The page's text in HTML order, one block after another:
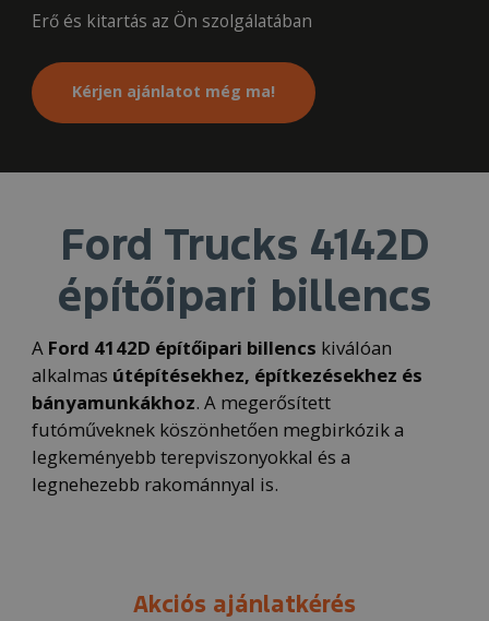
Erő és kitartás az Ön szolgálatában
Kérjen ajánlatot még ma!
Ford Trucks 4142D
építőipari billencs
A Ford 4142D építőipari billencs kiválóan
alkalmas útépítésekhez, építkezésekhez és
bányamunkákhoz. A megerősített
futóműveknek köszönhetően megbirkózik a
legkeményebb terepviszonyokkal és a
legnehezebb rakománnyal is.
Akciós ajánlatkérés